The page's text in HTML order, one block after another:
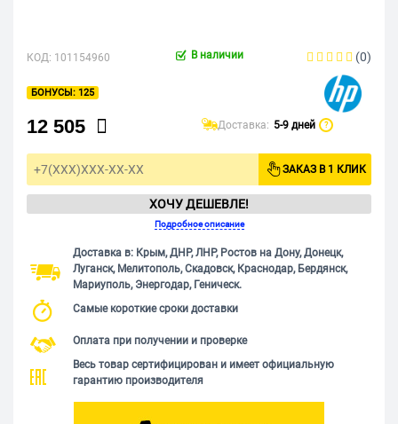
КОД: 101154960 В наличии (0)
125
12 505 Доставка: 5-9 дней ?
ЗАКАЗ В 1 КЛИК
ХОЧУ ДЕШЕВЛЕ!
Подробное описание
Доставка в: Крым, ДНР, ЛНР, Ростов на Дону, Донецк,
Луганск, Мелитополь, Скадовск, Краснодар, Бердянск,
Мариуполь, Энергодар, Геническ.
Самые короткие сроки доставки
Оплата при получении и проверке
Весь товар сертифицирован и имеет официальную
гарантию производителя